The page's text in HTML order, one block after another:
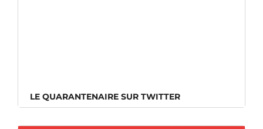
LE QUARANTENAIRE SUR TWITTER